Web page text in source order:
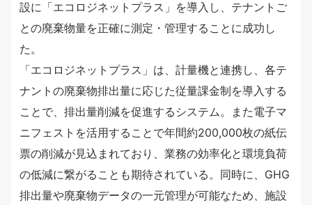
設に「エコロジネットプラス」を導入し、テナントご
との廃棄物量を正確に測定・管理することに成功し
た。
「エコロジネットプラス」は、計量機と連携し、各テ
ナントの廃棄物排出量に応じた従量課金制を導入する
ことで、排出量削減を促進するシステム。また電子マ
ニフェストを活用することで年間約200,000枚の紙伝
票の削減が見込まれており、業務の効率化と環境負荷
の低減に繋がることも期待されている。同時に、GHG
排出量や廃棄物データの一元管理が可能なため、施設